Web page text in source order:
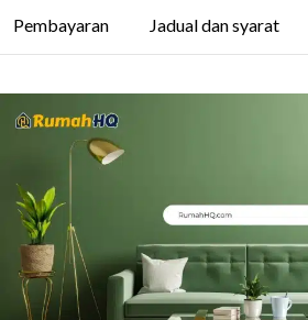
Pembayaran Jadual dan syarat